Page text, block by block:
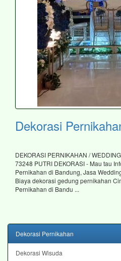
Dekorasi
DEKORASI PERNIKAHAN /
73248 PUTRI DEKORASI - Mau tau
Pernikahan di Bandung, Jasa
Biaya dekorasi gedung pernikahan
Pernikahan di Bandu ...
Dekorasi Pernikahan
Dekorasi Wisuda